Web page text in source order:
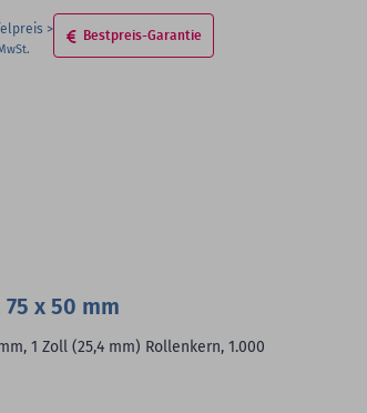
Bestpreis-Garantie
x 50 mm
1 Zoll (25,4 mm) Rollenkern, 1.000